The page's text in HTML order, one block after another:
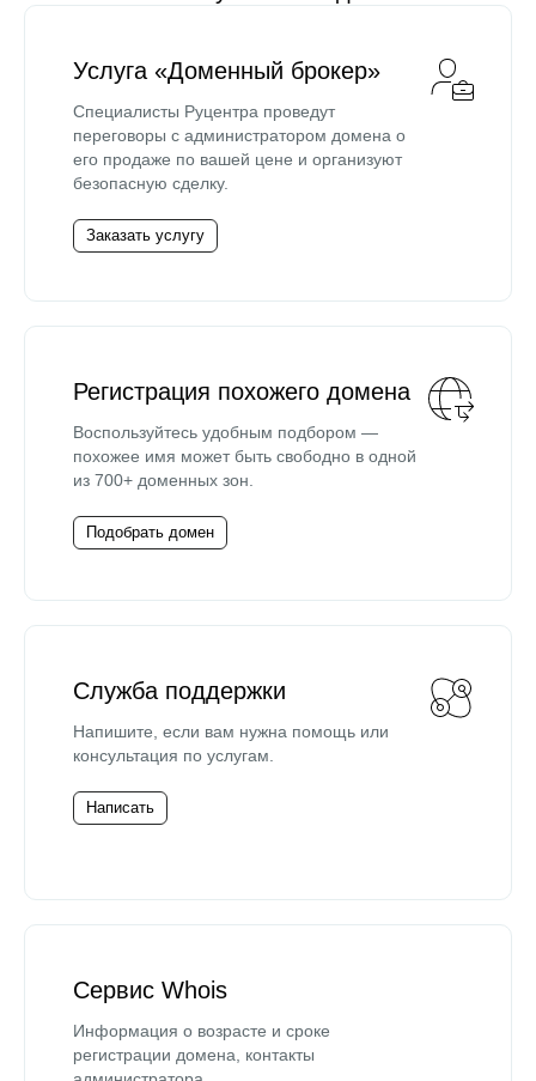
Услуга «Доменный брокер»
Специалисты Руцентра проведут
переговоры с администратором домена о
его продаже по вашей цене и организуют
безопасную сделку.
Заказать услугу
Регистрация похожего домена
Воспользуйтесь удобным подбором —
похожее имя может быть свободно в одной
из 700+ доменных зон.
Подобрать домен
Служба поддержки
Напишите, если вам нужна помощь или
консультация по услугам.
Написать
Сервис Whois
Информация о возрасте и сроке
регистрации домена, контакты